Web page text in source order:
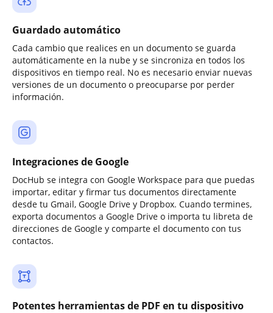
Guardado automático
Cada cambio que realices en un documento se guarda
automáticamente en la nube y se sincroniza en todos los
dispositivos en tiempo real. No es necesario enviar nuevas
versiones de un documento o preocuparse por perder
información.
Integraciones de Google
DocHub se integra con Google Workspace para que puedas
importar, editar y firmar tus documentos directamente
desde tu Gmail, Google Drive y Dropbox. Cuando termines,
exporta documentos a Google Drive o importa tu libreta de
direcciones de Google y comparte el documento con tus
contactos.
Potentes herramientas de PDF en tu dispositivo